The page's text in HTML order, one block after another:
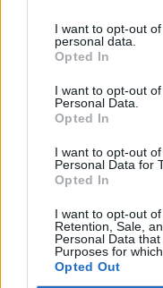
I want to opt-out
personal data.
Opted In
I want to opt-out
Personal Data.
Opted In
I want to opt-out
Personal Data for
Opted In
I want to opt-out
Retention, Sale,
Personal Data
Purposes for
Opted Out
επιβάλλονται
νέα μέτρα ΚΟΚ, οι
τροχαίας και τα
πρώτες κάμερες
έχουν φέρει
θανατηφόρα
Ελλάδα να πάψει
εξαίρεση στην
ήδη βρισκόμαστε